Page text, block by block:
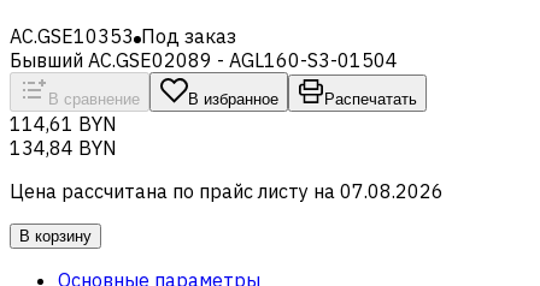
AC.GSE10353 Под заказ
Бывший AC.GSE02089 - AGL160-S3-01504
В сравнение В избранное Распечатать
114,61 BYN
134,84 BYN
Цена рассчитана по прайс листу на 07.08.2026
В корзину
Основные параметры